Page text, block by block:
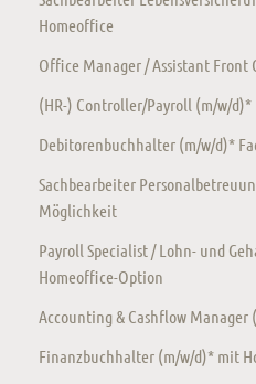
Homeoffice
Office Manager / Assistant
(HR-) Controller/Payroll (m/w/d)*
Debitorenbuchhalter (m/w/d)*
Sachbearbeiter
Möglichkeit
Payroll Specialist / Lohn- und
Homeoffice-Option
Accounting & Cashflow
Finanzbuchhalter (m/w/d)* mit